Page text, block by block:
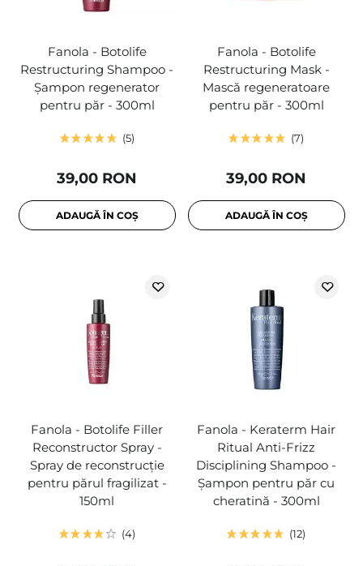
Fanola - Botolife
Restructuring Shampoo -
Șampon regenerator
pentru păr - 300ml
5
39,00 RON
ADAUGĂ ÎN COȘ
Fanola - Botolife
Restructuring Mask -
Mască regeneratoare
pentru păr - 300ml
7
39,00 RON
ADAUGĂ ÎN COȘ
Fanola - Botolife Filler
Reconstructor Spray -
Spray de reconstrucție
pentru părul fragilizat -
150ml
4
Fanola - Keraterm Hair
Ritual Anti-Frizz
Disciplining Shampoo -
Șampon pentru păr cu
cheratină - 300ml
12